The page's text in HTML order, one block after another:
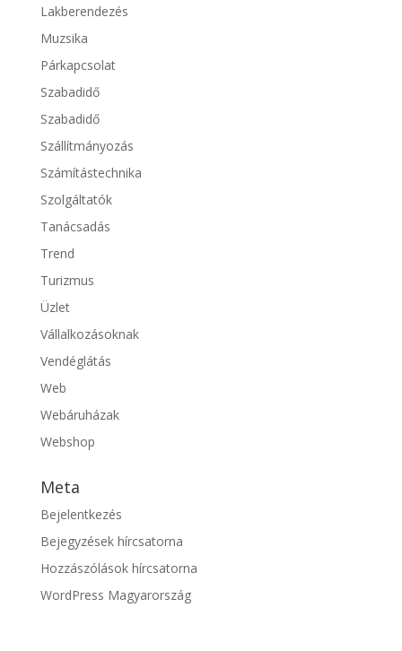
Lakberendezés
Muzsika
Párkapcsolat
Szabadidő
Szabadidő
Szállítmányozás
Számítástechnika
Szolgáltatók
Tanácsadás
Trend
Turizmus
Üzlet
Vállalkozásoknak
Vendéglátás
Web
Webáruházak
Webshop
Meta
Bejelentkezés
Bejegyzések hírcsatorna
Hozzászólások hírcsatorna
WordPress Magyarország